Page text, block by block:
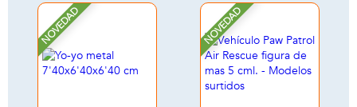
Modelos surtidos
NOVEDAD NOVEDAD